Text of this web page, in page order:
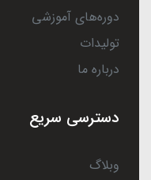
دوره‌های آموزشی
تولیدات
درباره ما
دسترسی سریع
وبلاگ